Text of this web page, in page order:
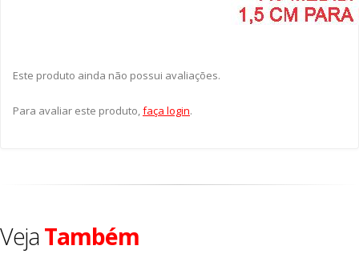
Este produto ainda não possui avaliações.
Para avaliar este produto, faça login.
VejaTambém